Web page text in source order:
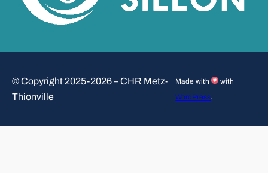
© Copyright 2025-2026 – CHR Metz-
Thionville
Made with
with
WordPress.